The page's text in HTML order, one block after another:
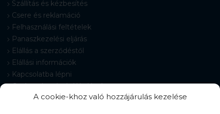
A cookie-khoz való hozzájárulás kezelése
Szállítás és kézbesítés
Csere és reklamáció
Felhasználási feltételek
Panaszkezelési eljárás
Elállás a szerződéstől
Elállási információk
Kapcsolatba lépni
Gyakran Ismételt Kérdések
Cookie-beállítások